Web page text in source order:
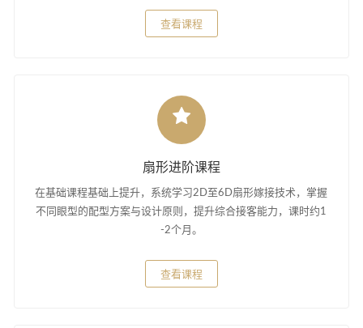
查看课程
扇形进阶课程
在基础课程基础上提升，系统学习2D至6D扇形嫁接技术，掌握
不同眼型的配型方案与设计原则，提升综合接客能力，课时约1
-2个月。
查看课程